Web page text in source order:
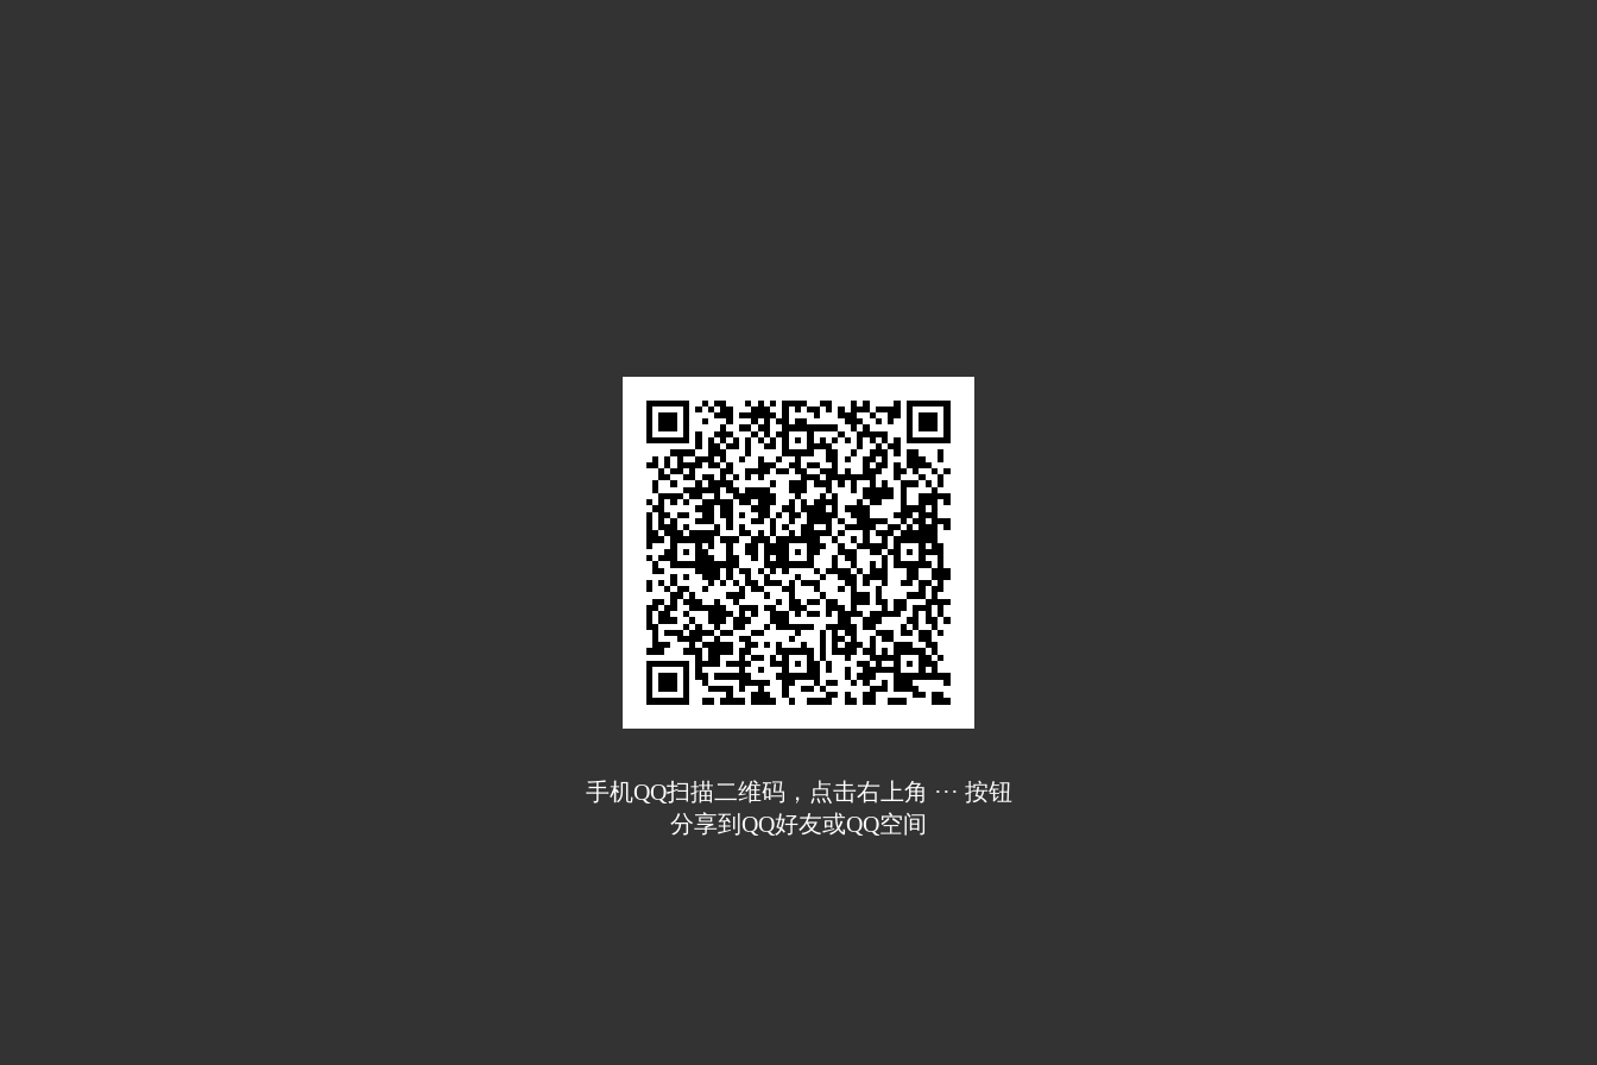
手机QQ扫描二维码，点击右上角 ··· 按钮
分享到QQ好友或QQ空间